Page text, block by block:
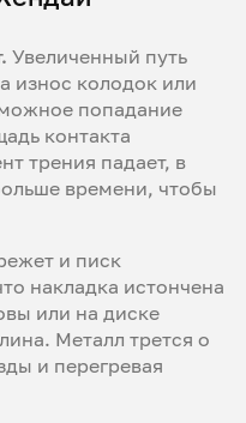
Увеличенный путь
износ колодок или
попадание
контакта
трения падает, в
времени, чтобы
и писк
накладка истончена
или на диске
Металл трется о
и перегревая